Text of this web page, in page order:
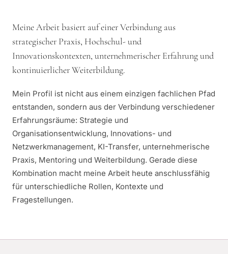
Meine Arbeit basiert auf einer Verbindung aus
strategischer Praxis, Hochschul- und
Innovationskontexten, unternehmerischer Erfahrung und
kontinuierlicher Weiterbildung.
Mein Profil ist nicht aus einem einzigen fachlichen Pfad
entstanden, sondern aus der Verbindung verschiedener
Erfahrungsräume: Strategie und
Organisationsentwicklung, Innovations- und
Netzwerkmanagement, KI-Transfer, unternehmerische
Praxis, Mentoring und Weiterbildung. Gerade diese
Kombination macht meine Arbeit heute anschlussfähig
für unterschiedliche Rollen, Kontexte und
Fragestellungen.